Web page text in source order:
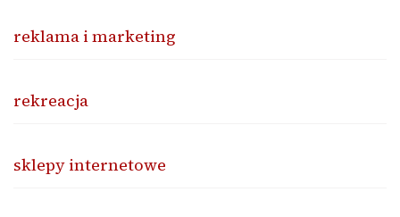
reklama i marketing
rekreacja
sklepy internetowe